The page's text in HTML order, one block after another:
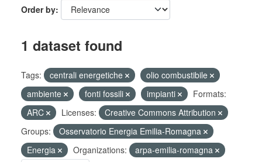
Order by
1 dataset found
Tags: centrali energetiche
olio combustibile
ambiente
fonti fossili impianti
Formats:
ARC
Licenses:
Creative Commons Attribution
Groups:
Osservatorio Energia Emilia-Romagna
Energia
Organizations:
arpa-emilia-romagna